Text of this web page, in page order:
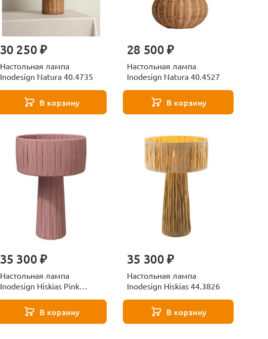
30 250 ₽
Настольная лампа
Inodesign Natura 40.4735
В корзину
28 500 ₽
Настольная лампа
Inodesign Natura 40.4527
В корзину
35 300 ₽
Настольная лампа
Inodesign Hiskias Pink
В корзину
35 300 ₽
Настольная лампа
Inodesign Hiskias 44.3826
В корзину